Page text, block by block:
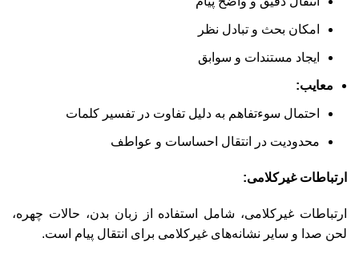
امکان بحث و تبادل نظر
ایجاد مستندات و سوابق
معایب:
احتمال سوءتفاهم به دلیل تفاوت در تفسیر کلمات
محدودیت در انتقال احساسات و عواطف
ارتباطات غیرکلامی:
ارتباطات غیرکلامی، شامل استفاده از زبان بدن، حالات چهره،
لحن صدا و سایر نشانه‌های غیرکلامی برای انتقال پیام است.